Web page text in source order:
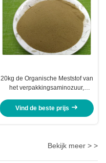
20kg de Organische Meststof van
het verpakkingsaminozuur,
Spoorelementenpoeder
Vind de beste prijs
Bekijk meer > >